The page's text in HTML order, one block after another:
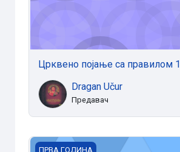
Црквено појање са правилом 1
Dragan Učur
Предавач
Историја философије 2
ПРВА ГОДИНА